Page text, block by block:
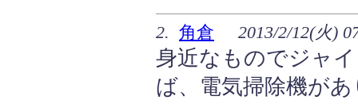
2. 角倉 2013/2/12(火)
身近なものでジャ
ば、電気掃除機が